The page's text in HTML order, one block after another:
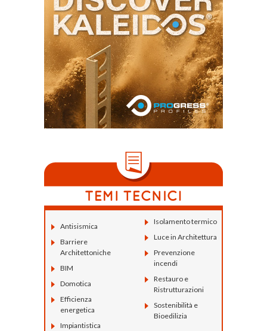
Antisismica
Barriere
Architettoniche
BIM
Domotica
Efficienza
energetica
Impiantistica
Isolamento termico
Luce in Architettura
Prevenzione
incendi
Restauro e
Ristrutturazioni
Sostenibilità e
Bioedilizia